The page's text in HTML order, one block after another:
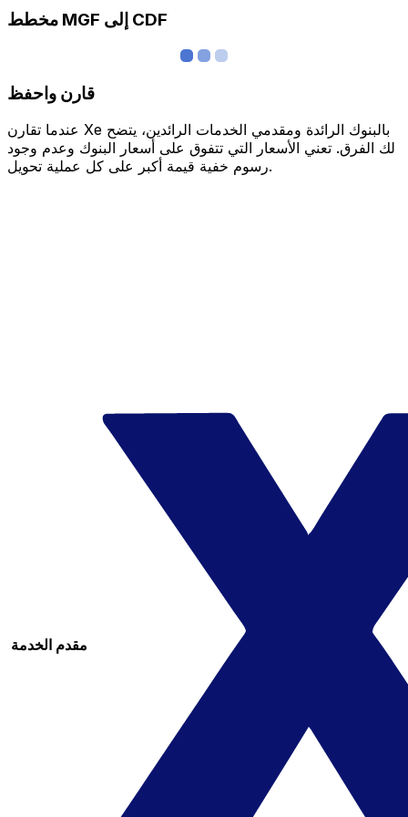
مخطط MGF إلى CDF
قارن واحفظ
عندما تقارن Xe بالبنوك الرائدة ومقدمي الخدمات الرائدين، يتضح
لك الفرق. تعني الأسعار التي تتفوق على أسعار البنوك وعدم وجود
رسوم خفية قيمة أكبر على كل عملية تحويل.
مقدم الخدمة